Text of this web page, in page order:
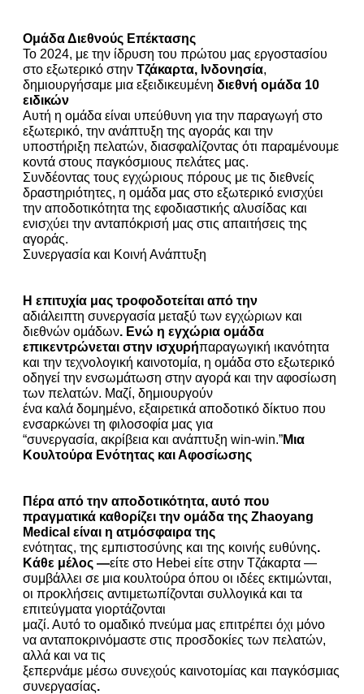
Ομάδα Διεθνούς Επέκτασης
Το 2024, με την ίδρυση του πρώτου μας εργοστασίου
στο εξωτερικό στην Τζάκαρτα, Ινδονησία,
δημιουργήσαμε μια εξειδικευμένη διεθνή ομάδα 10
ειδικών
Αυτή η ομάδα είναι υπεύθυνη για την παραγωγή στο
εξωτερικό, την ανάπτυξη της αγοράς και την
υποστήριξη πελατών, διασφαλίζοντας ότι παραμένουμε
κοντά στους παγκόσμιους πελάτες μας.
Συνδέοντας τους εγχώριους πόρους με τις διεθνείς
δραστηριότητες, η ομάδα μας στο εξωτερικό ενισχύει
την αποδοτικότητα της εφοδιαστικής αλυσίδας και
ενισχύει την ανταπόκρισή μας στις απαιτήσεις της
αγοράς.
Συνεργασία και Κοινή Ανάπτυξη
Η επιτυχία μας τροφοδοτείται από την
αδιάλειπτη συνεργασία μεταξύ των εγχώριων και
διεθνών ομάδων. Ενώ η εγχώρια ομάδα
επικεντρώνεται στην ισχυρήπαραγωγική ικανότητα
και την τεχνολογική καινοτομία, η ομάδα στο εξωτερικό
οδηγεί την ενσωμάτωση στην αγορά και την αφοσίωση
των πελατών. Μαζί, δημιουργούν
ένα καλά δομημένο, εξαιρετικά αποδοτικό δίκτυο που
ενσαρκώνει τη φιλοσοφία μας για
“συνεργασία, ακρίβεια και ανάπτυξη win-win.”Μια
Κουλτούρα Ενότητας και Αφοσίωσης
Πέρα από την αποδοτικότητα, αυτό που
πραγματικά καθορίζει την ομάδα της Zhaoyang
Medical είναι η ατμόσφαιρα της
ενότητας, της εμπιστοσύνης και της κοινής ευθύνης.
Κάθε μέλος —είτε στο Hebei είτε στην Τζάκαρτα —
συμβάλλει σε μια κουλτούρα όπου οι ιδέες εκτιμώνται,
οι προκλήσεις αντιμετωπίζονται συλλογικά και τα
επιτεύγματα γιορτάζονται
μαζί. Αυτό το ομαδικό πνεύμα μας επιτρέπει όχι μόνο
να ανταποκρινόμαστε στις προσδοκίες των πελατών,
αλλά και να τις
ξεπερνάμε μέσω συνεχούς καινοτομίας και παγκόσμιας
συνεργασίας.